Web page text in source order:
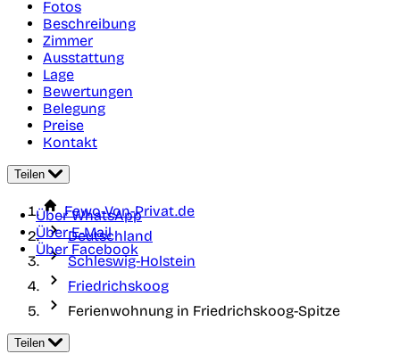
Fotos
Beschreibung
Zimmer
Ausstattung
Lage
Bewertungen
Belegung
Preise
Kontakt
Teilen
Über WhatsApp
Über E-Mail
Über Facebook
Fewo-Von-Privat.de
Deutschland
Schleswig-Holstein
Friedrichskoog
Ferienwohnung in Friedrichskoog-Spitze
Teilen